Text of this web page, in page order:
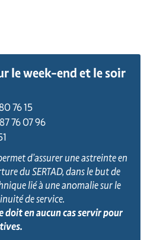
le week-end et le soir
76 15
76 07 96
d’assurer une astreinte en
du SERTAD, dans le but de
lié à une anomalie sur le
de service.
doit en aucun cas servir pour